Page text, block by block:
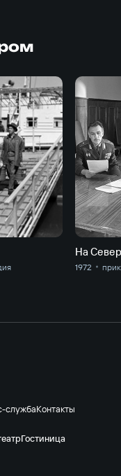
1972
службаКонтакты
Гостиница